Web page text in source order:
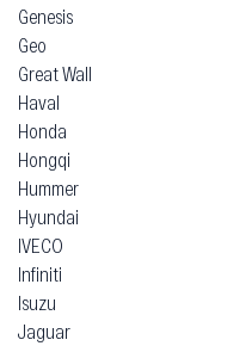
Genesis
Geo
Great Wall
Haval
Honda
Hongqi
Hummer
Hyundai
IVECO
Infiniti
Isuzu
Jaguar